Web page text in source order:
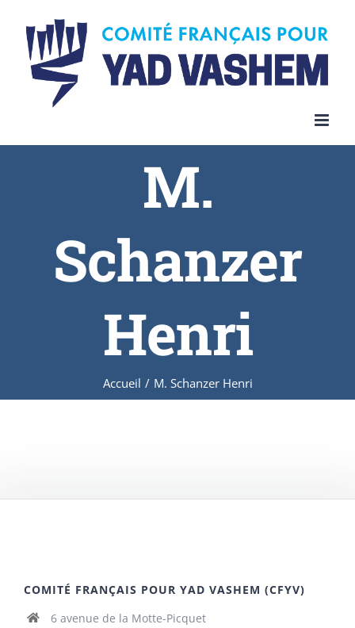
content
M.
Schanzer
Henri
Accueil / M. Schanzer Henri
COMITÉ FRANÇAIS POUR YAD VASHEM (CFYV)
6 avenue de la Motte-Picquet